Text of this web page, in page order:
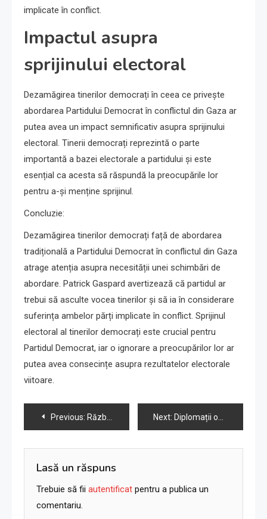
implicate în conflict.
Impactul asupra
sprijinului electoral
Dezamăgirea tinerilor democrați în ceea ce privește
abordarea Partidului Democrat în conflictul din Gaza ar
putea avea un impact semnificativ asupra sprijinului
electoral. Tinerii democrați reprezintă o parte
importantă a bazei electorale a partidului și este
esențial ca acesta să răspundă la preocupările lor
pentru a-și menține sprijinul.
Concluzie:
Dezamăgirea tinerilor democrați față de abordarea
tradițională a Partidului Democrat în conflictul din Gaza
atrage atenția asupra necesității unei schimbări de
abordare. Patrick Gaspard avertizează că partidul ar
trebui să asculte vocea tinerilor și să ia în considerare
suferința ambelor părți implicate în conflict. Sprijinul
electoral al tinerilor democrați este crucial pentru
Partidul Democrat, iar o ignorare a preocupărilor lor ar
putea avea consecințe asupra rezultatelor electorale
viitoare.
Navigare
în
articole
Previous: Războiul Israel-Hamas se răspândește în scena culinară din N.Y.C. Next: Diplomații occidentali: Gaza, aproape de o catastrofă medicală, semne de izbucnire a bolilor
Lasă un răspuns
Trebuie să fii autentificat pentru a publica un
comentariu.